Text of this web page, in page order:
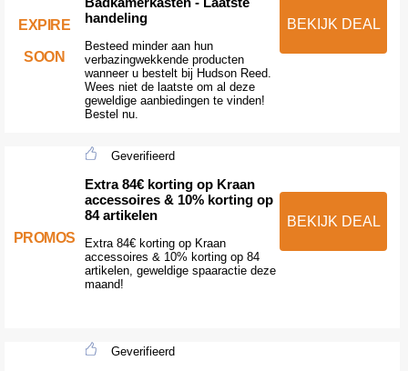
EXPIRE
SOON
handeling
Besteed minder aan hun
verbazingwekkende producten
wanneer u bestelt bij Hudson Reed.
Wees niet de laatste om al deze
geweldige aanbiedingen te vinden!
Bestel nu.
BEKIJK DEAL
PROMOS
Geverifieerd
Extra 84€ korting op Kraan
accessoires & 10% korting op
84 artikelen
Extra 84€ korting op Kraan
accessoires & 10% korting op 84
artikelen, geweldige spaaractie deze
maand!
BEKIJK DEAL
Geverifieerd